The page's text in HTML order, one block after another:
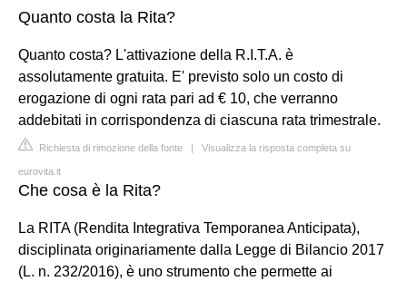
Quanto costa la Rita?
Quanto costa? L'attivazione della R.I.T.A. è
assolutamente gratuita. E' previsto solo un costo di
erogazione di ogni rata pari ad € 10, che verranno
addebitati in corrispondenza di ciascuna rata trimestrale.
Richiesta di rimozione della fonte | Visualizza la risposta completa su
eurovita.it
Che cosa è la Rita?
La RITA (Rendita Integrativa Temporanea Anticipata),
disciplinata originariamente dalla Legge di Bilancio 2017
(L. n. 232/2016), è uno strumento che permette ai